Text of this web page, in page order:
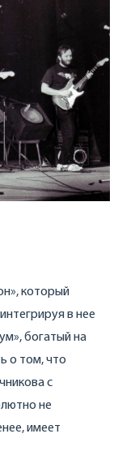
который
в нее
богатый на
о том, что
с
не
имеет